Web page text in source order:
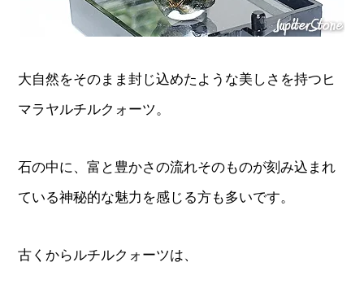
大自然をそのまま封じ込めたような美しさを持つヒ
マラヤルチルクォーツ。
石の中に、富と豊かさの流れそのものが刻み込まれ
ている神秘的な魅力を感じる方も多いです。
古くからルチルクォーツは、